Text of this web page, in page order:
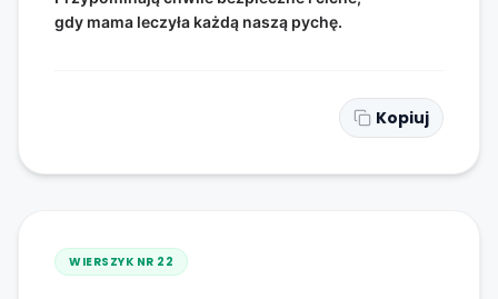
gdy mama leczyła każdą naszą pychę.
Kopiuj
WIERSZYK NR 22